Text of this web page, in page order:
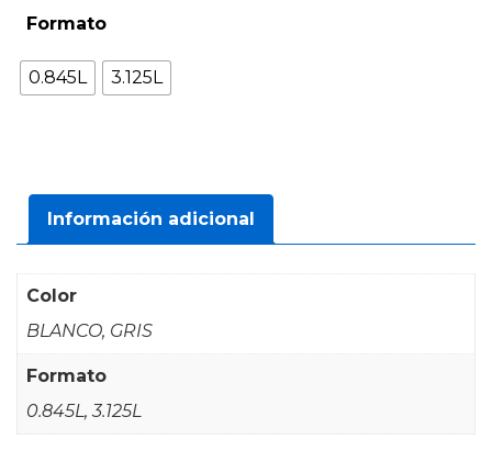
Formato
0.845L 3.125L
Información adicional
Color
BLANCO, GRIS
Formato
0.845L, 3.125L